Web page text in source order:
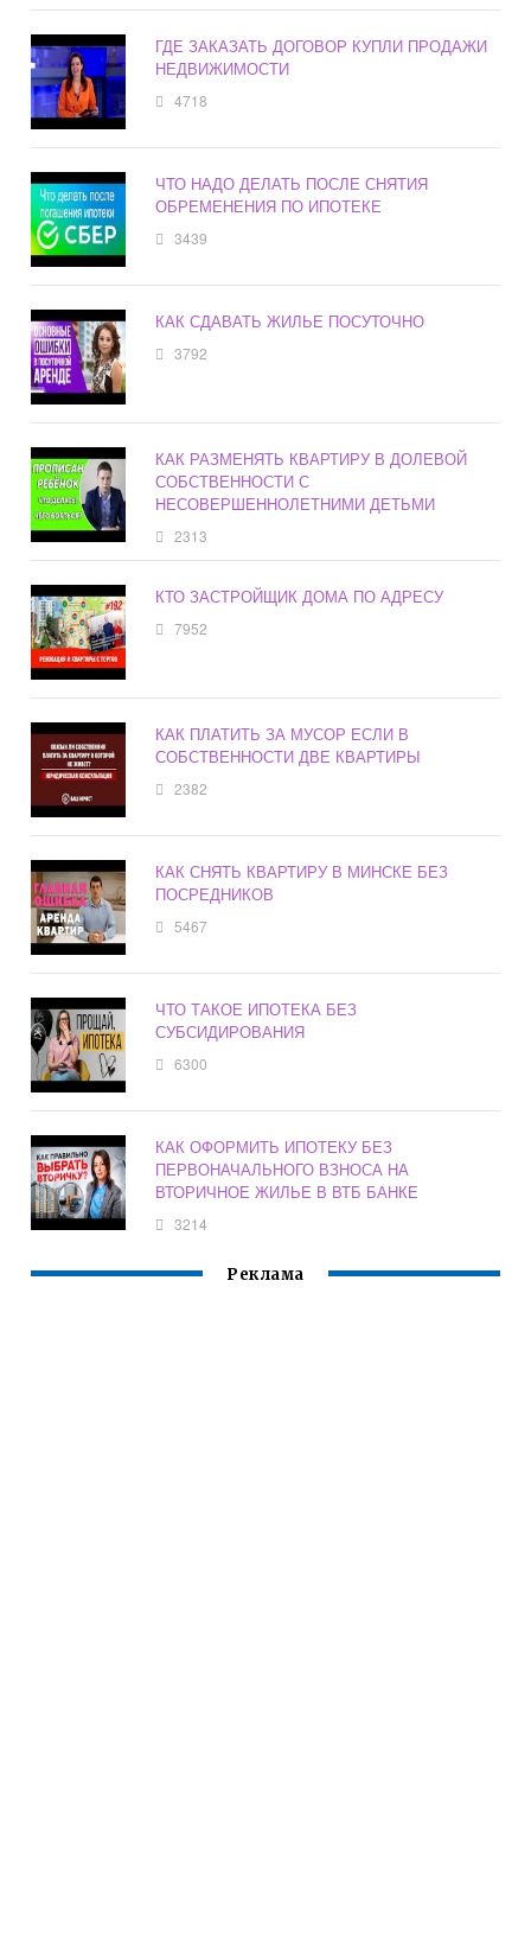
ГДЕ ЗАКАЗАТЬ ДОГОВОР КУПЛИ ПРОДАЖИ
НЕДВИЖИМОСТИ
4718
ЧТО НАДО ДЕЛАТЬ ПОСЛЕ СНЯТИЯ
ОБРЕМЕНЕНИЯ ПО ИПОТЕКЕ
3439
КАК СДАВАТЬ ЖИЛЬЕ ПОСУТОЧНО
3792
КАК РАЗМЕНЯТЬ КВАРТИРУ В ДОЛЕВОЙ
СОБСТВЕННОСТИ С
НЕСОВЕРШЕННОЛЕТНИМИ ДЕТЬМИ
2313
КТО ЗАСТРОЙЩИК ДОМА ПО АДРЕСУ
7952
КАК ПЛАТИТЬ ЗА МУСОР ЕСЛИ В
СОБСТВЕННОСТИ ДВЕ КВАРТИРЫ
2382
КАК СНЯТЬ КВАРТИРУ В МИНСКЕ БЕЗ
ПОСРЕДНИКОВ
5467
ЧТО ТАКОЕ ИПОТЕКА БЕЗ
СУБСИДИРОВАНИЯ
6300
КАК ОФОРМИТЬ ИПОТЕКУ БЕЗ
ПЕРВОНАЧАЛЬНОГО ВЗНОСА НА
ВТОРИЧНОЕ ЖИЛЬЕ В ВТБ БАНКЕ
3214
Реклама